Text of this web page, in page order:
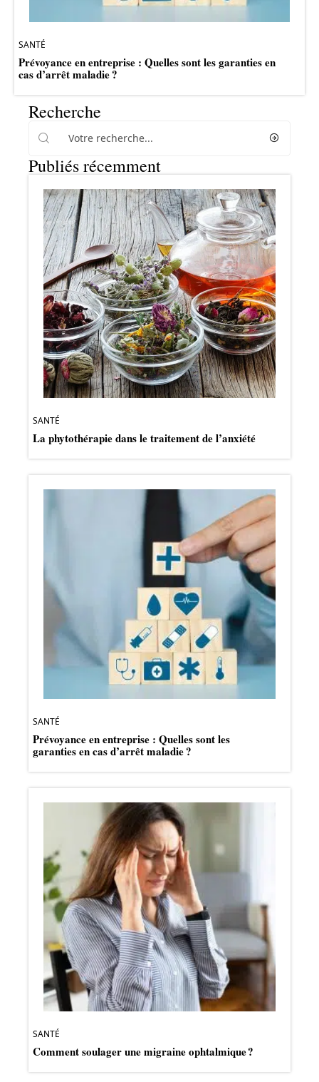
SANTÉ
Prévoyance en entreprise : Quelles sont les garanties en
cas d’arrêt maladie ?
Recherche
Publiés récemment
SANTÉ
La phytothérapie dans le traitement de l’anxiété
SANTÉ
Prévoyance en entreprise : Quelles sont les
garanties en cas d’arrêt maladie ?
SANTÉ
Comment soulager une migraine ophtalmique ?